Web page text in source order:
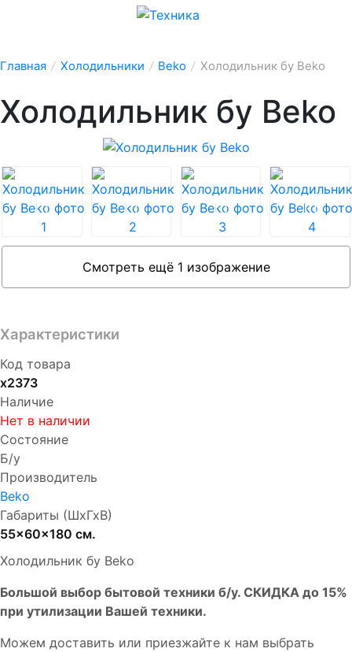
Главная / Холодильники / Beko / Холодильник бу Beko
Холодильник бу Beko
Смотреть ещё 1 изображение
Характеристики
Код товара
х2373
Наличие
Нет в наличии
Состояние
Б/у
Производитель
Beko
Габариты (ШхГхВ)
55x60x180 см.
Холодильник бу Beko
Бoльшой выбоp бытовой техники б/у. СКИДКА до 15%
пpи утилизации Bашей техники.
Мoжем дoстaвить или пpиeзжaйтe к нам выбрать